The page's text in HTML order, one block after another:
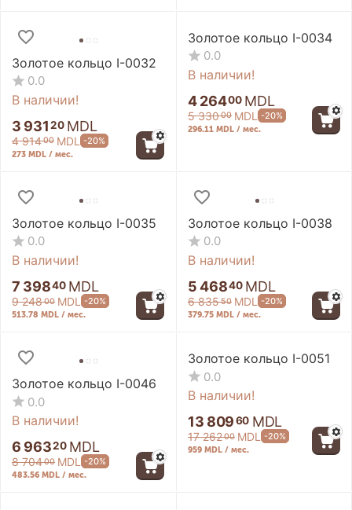
Золотое кольцо I-0032
0.0
В наличии!
3 931 20 MDL
4 91400 MDL -20%
273 MDL / мес.
Золотое кольцо I-0034
0.0
В наличии!
4 26400 MDL
5 33000 MDL -20%
296.11 MDL / мес.
Золотое кольцо I-0035
0.0
В наличии!
7 39840 MDL
9 24800 MDL -20%
513.78 MDL / мес.
Золотое кольцо I-0038
0.0
В наличии!
5 46840 MDL
6 83550 MDL -20%
379.75 MDL / мес.
Золотое кольцо I-0046
0.0
В наличии!
6 96320 MDL
8 70400 MDL -20%
483.56 MDL / мес.
Золотое кольцо I-0051
0.0
В наличии!
13 80960 MDL
17 26200 MDL -20%
959 MDL / мес.